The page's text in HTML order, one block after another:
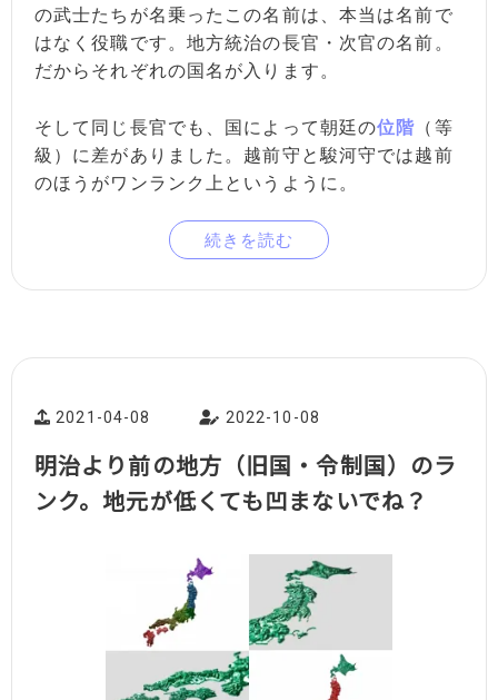
の武士たちが名乗ったこの名前は、本当は名前で
はなく役職です。地方統治の長官・次官の名前。
だからそれぞれの国名が入ります。
そして同じ長官でも、国によって朝廷の位階 （等
級）に差がありました。越前守と駿河守では越前
のほうがワンランク上というように。
続きを読む
2021-04-08 2022-10-08
明治より前の地方（旧国・令制国）のラ
ンク。地元が低くても凹まないでね？